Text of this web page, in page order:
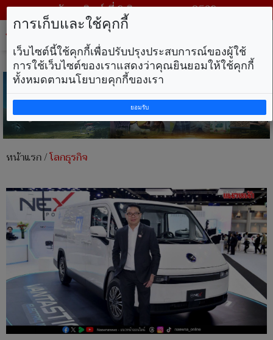
วันอาทิตย์ ที่ 9 สิงหาคม พ.ศ. 2569
หน้าแรก/โลกธุรกิจ
การเก็บและใช้คุกกี้
เว็บไซต์นี้ใช้คุกกี้เพื่อปรับปรุงประสบการณ์ของผู้ใช้
การใช้เว็บไซต์ของเราแสดงว่าคุณยินยอมให้ใช้คุกกี้
ทั้งหมดตามนโยบายคุกกี้ของเรา
ยอมรับ